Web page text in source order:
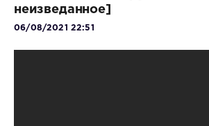
неизведанное]
06/08/2021 22:51